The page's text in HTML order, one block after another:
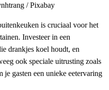
/ Pixabay
is cruciaal voor het
Investeer in een
drankjes koel houdt, en
ook speciale uitrusting zoals
gasten een unieke eetervaring